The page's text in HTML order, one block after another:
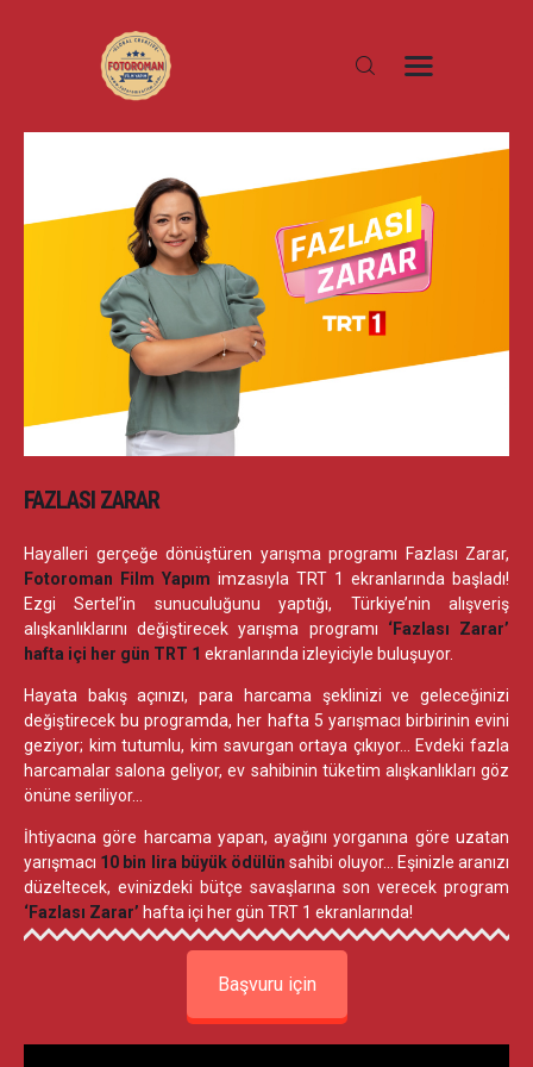
HAKKIMIZDA
PROJELER
İLETIŞIM
FAZLASI ZARAR
Hayalleri gerçeğe dönüştüren yarışma programı Fazlası Zarar,
Fotoroman Film Yapım imzasıyla TRT 1 ekranlarında başladı!
Ezgi Sertel’in sunuculuğunu yaptığı, Türkiye’nin alışveriş
alışkanlıklarını değiştirecek yarışma programı ‘Fazlası Zarar’
hafta içi her gün TRT 1 ekranlarında izleyiciyle buluşuyor.
Hayata bakış açınızı, para harcama şeklinizi ve geleceğinizi
değiştirecek bu programda, her hafta 5 yarışmacı birbirinin evini
geziyor; kim tutumlu, kim savurgan ortaya çıkıyor… Evdeki fazla
harcamalar salona geliyor, ev sahibinin tüketim alışkanlıkları göz
önüne seriliyor…
İhtiyacına göre harcama yapan, ayağını yorganına göre uzatan
yarışmacı 10 bin lira büyük ödülün sahibi oluyor… Eşinizle aranızı
düzeltecek, evinizdeki bütçe savaşlarına son verecek program
‘Fazlası Zarar’ hafta içi her gün TRT 1 ekranlarında!
Başvuru için